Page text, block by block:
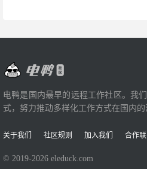
电鸭是国内最早的远程工作社区。我
式，努力推动多样化工作方式在国内的
关于我们 社区规则 加入我们 合作
© 2019-2026 eleduck.com